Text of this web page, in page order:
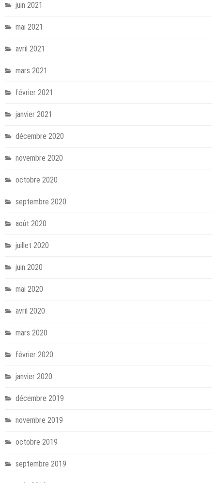
juin 2021
mai 2021
avril 2021
mars 2021
février 2021
janvier 2021
décembre 2020
novembre 2020
octobre 2020
septembre 2020
août 2020
juillet 2020
juin 2020
mai 2020
avril 2020
mars 2020
février 2020
janvier 2020
décembre 2019
novembre 2019
octobre 2019
septembre 2019